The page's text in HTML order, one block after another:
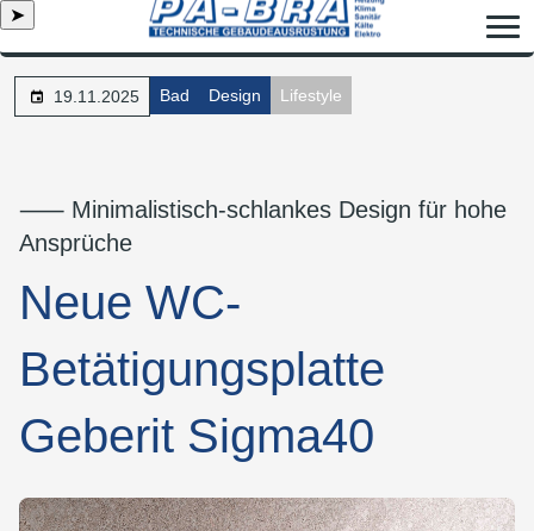
➤
19.11.2025 Bad Design Lifestyle
⸺ Minimalistisch-schlankes Design für hohe
Ansprüche
Neue WC-
Betätigungsplatte
Geberit Sigma40